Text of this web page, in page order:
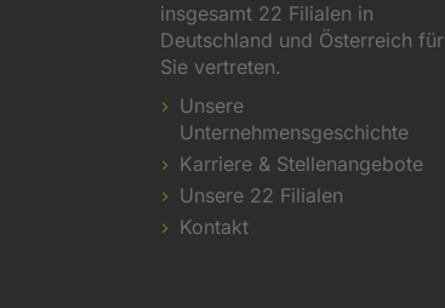
insgesamt 22 Filialen in
Deutschland und Österreich für
Sie vertreten.
Unsere
Unternehmensgeschichte
Karriere & Stellenangebote
Unsere 22 Filialen
Kontakt